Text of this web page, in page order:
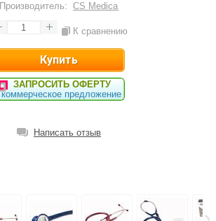
Производитель:
CS Medica
К сравнению
ЗАПРОСИТЬ ОФЕРТУ
коммерческое предложение
Написать отзыв